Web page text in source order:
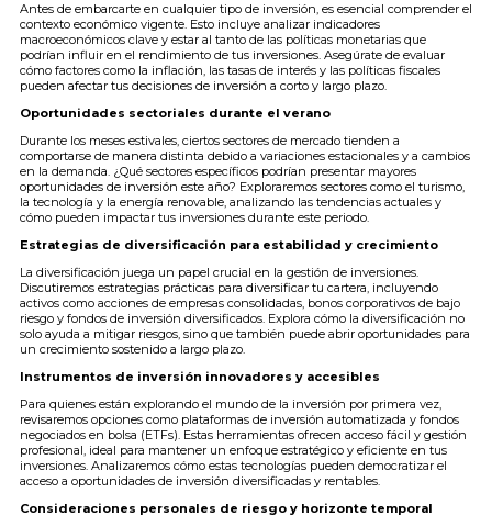
Antes de embarcarte en cualquier tipo de inversión, es esencial comprender el
contexto económico vigente. Esto incluye analizar indicadores
macroeconómicos clave y estar al tanto de las políticas monetarias que
podrían influir en el rendimiento de tus inversiones. Asegúrate de evaluar
cómo factores como la inflación, las tasas de interés y las políticas fiscales
pueden afectar tus decisiones de inversión a corto y largo plazo.
Oportunidades sectoriales durante el verano
Durante los meses estivales, ciertos sectores de mercado tienden a
comportarse de manera distinta debido a variaciones estacionales y a cambios
en la demanda. ¿Qué sectores específicos podrían presentar mayores
oportunidades de inversión este año? Exploraremos sectores como el turismo,
la tecnología y la energía renovable, analizando las tendencias actuales y
cómo pueden impactar tus inversiones durante este periodo.
Estrategias de diversificación para estabilidad y crecimiento
La diversificación juega un papel crucial en la gestión de inversiones.
Discutiremos estrategias prácticas para diversificar tu cartera, incluyendo
activos como acciones de empresas consolidadas, bonos corporativos de bajo
riesgo y fondos de inversión diversificados. Explora cómo la diversificación no
solo ayuda a mitigar riesgos, sino que también puede abrir oportunidades para
un crecimiento sostenido a largo plazo.
Instrumentos de inversión innovadores y accesibles
Para quienes están explorando el mundo de la inversión por primera vez,
revisaremos opciones como plataformas de inversión automatizada y fondos
negociados en bolsa (ETFs). Estas herramientas ofrecen acceso fácil y gestión
profesional, ideal para mantener un enfoque estratégico y eficiente en tus
inversiones. Analizaremos cómo estas tecnologías pueden democratizar el
acceso a oportunidades de inversión diversificadas y rentables.
Consideraciones personales de riesgo y horizonte temporal